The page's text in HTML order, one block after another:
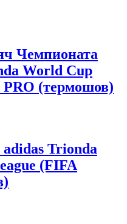
Чемпионата
World Cup
(термошов)
Trionda
(FIFA